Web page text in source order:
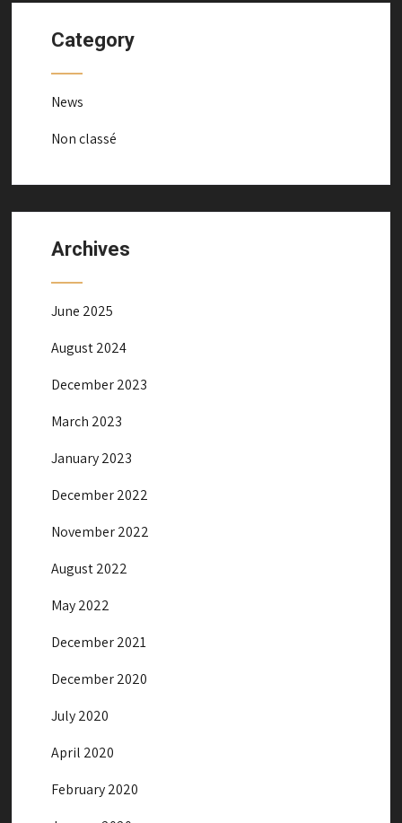
Category
News
Non classé
Archives
June 2025
August 2024
December 2023
March 2023
January 2023
December 2022
November 2022
August 2022
May 2022
December 2021
December 2020
July 2020
April 2020
February 2020